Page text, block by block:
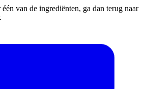
van de ingrediënten, ga dan terug naar